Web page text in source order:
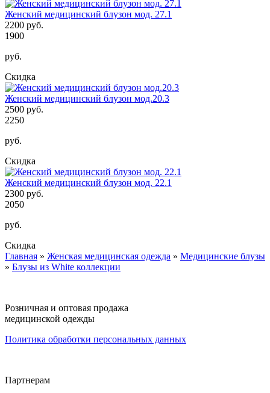
Женский медицинский блузон мод. 27.1
2200 руб.
1900
руб.
Скидка
Женский медицинский блузон мод.20.3
2500 руб.
2250
руб.
Скидка
Женский медицинский блузон мод. 22.1
2300 руб.
2050
руб.
Скидка
Вы здесь
Главная » Женская медицинская одежда » Медицинские блузы
» Блузы из White коллекции
Розничная и оптовая продажа
медицинской одежды
Политика обработки персональных данных
Партнерам